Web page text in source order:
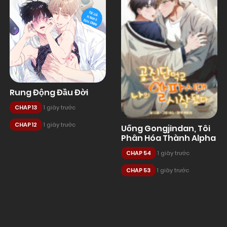
Rung Động Đầu Đời
CHAP 13 1 giây trước
CHAP 12 1 giây trước
Uống Gongjindan, Tôi
Phân Hóa Thành Alpha
CHAP 54 1 giây trước
CHAP 53 1 giây trước